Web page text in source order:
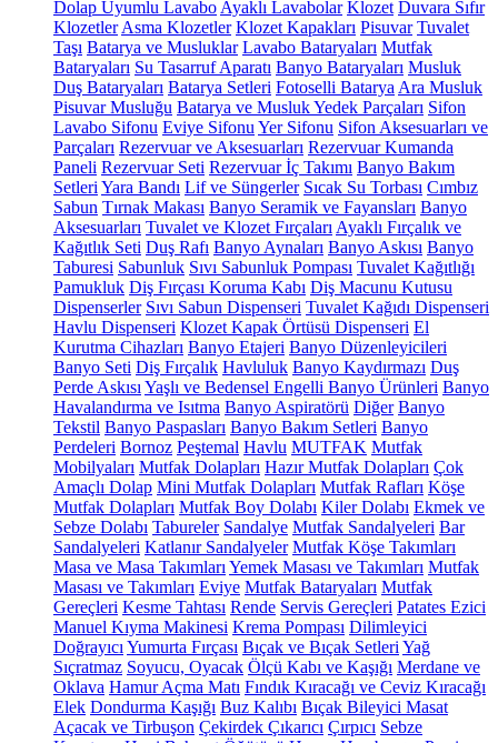
Dolap Uyumlu Lavabo Ayaklı Lavabolar Klozet Duvara Sıfır
Klozetler Asma Klozetler Klozet Kapakları Pisuvar Tuvalet
Taşı Batarya ve Musluklar Lavabo Bataryaları Mutfak
Bataryaları Su Tasarruf Aparatı Banyo Bataryaları Musluk
Duş Bataryaları Batarya Setleri Fotoselli Batarya Ara Musluk
Pisuvar Musluğu Batarya ve Musluk Yedek Parçaları Sifon
Lavabo Sifonu Eviye Sifonu Yer Sifonu Sifon Aksesuarları ve
Parçaları Rezervuar ve Aksesuarları Rezervuar Kumanda
Paneli Rezervuar Seti Rezervuar İç Takımı Banyo Bakım
Setleri Yara Bandı Lif ve Süngerler Sıcak Su Torbası Cımbız
Sabun Tırnak Makası Banyo Seramik ve Fayansları Banyo
Aksesuarları Tuvalet ve Klozet Fırçaları Ayaklı Fırçalık ve
Kağıtlık Seti Duş Rafı Banyo Aynaları Banyo Askısı Banyo
Taburesi Sabunluk Sıvı Sabunluk Pompası Tuvalet Kağıtlığı
Pamukluk Diş Fırçası Koruma Kabı Diş Macunu Kutusu
Dispenserler Sıvı Sabun Dispenseri Tuvalet Kağıdı Dispenseri
Havlu Dispenseri Klozet Kapak Örtüsü Dispenseri El
Kurutma Cihazları Banyo Etajeri Banyo Düzenleyicileri
Banyo Seti Diş Fırçalık Havluluk Banyo Kaydırmazı Duş
Perde Askısı Yaşlı ve Bedensel Engelli Banyo Ürünleri Banyo
Havalandırma ve Isıtma Banyo Aspiratörü Diğer Banyo
Tekstil Banyo Paspasları Banyo Bakım Setleri Banyo
Perdeleri Bornoz Peştemal Havlu MUTFAK Mutfak
Mobilyaları Mutfak Dolapları Hazır Mutfak Dolapları Çok
Amaçlı Dolap Mini Mutfak Dolapları Mutfak Rafları Köşe
Mutfak Dolapları Mutfak Boy Dolabı Kiler Dolabı Ekmek ve
Sebze Dolabı Tabureler Sandalye Mutfak Sandalyeleri Bar
Sandalyeleri Katlanır Sandalyeler Mutfak Köşe Takımları
Masa ve Masa Takımları Yemek Masası ve Takımları Mutfak
Masası ve Takımları Eviye Mutfak Bataryaları Mutfak
Gereçleri Kesme Tahtası Rende Servis Gereçleri Patates Ezici
Manuel Kıyma Makinesi Krema Pompası Dilimleyici
Doğrayıcı Yumurta Fırçası Bıçak ve Bıçak Setleri Yağ
Sıçratmaz Soyucu, Oyacak Ölçü Kabı ve Kaşığı Merdane ve
Oklava Hamur Açma Matı Fındık Kıracağı ve Ceviz Kıracağı
Elek Dondurma Kaşığı Buz Kalıbı Bıçak Bileyici Masat
Açacak ve Tirbuşon Çekirdek Çıkarıcı Çırpıcı Sebze